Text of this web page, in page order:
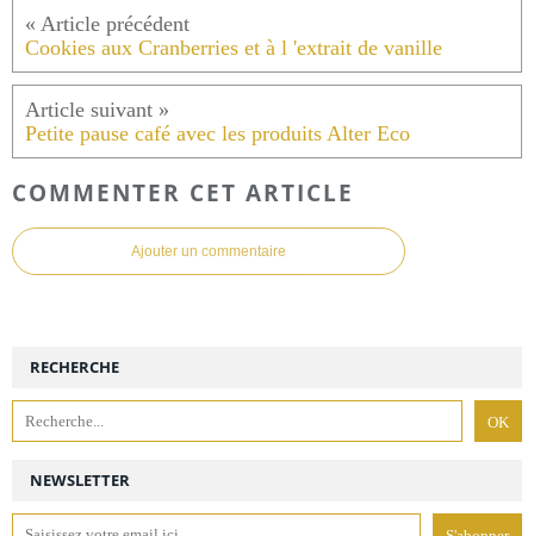
Cookies aux Cranberries et à l 'extrait de vanille
Petite pause café avec les produits Alter Eco
COMMENTER CET ARTICLE
Ajouter un commentaire
NEWSLETTER
RECHERCHE